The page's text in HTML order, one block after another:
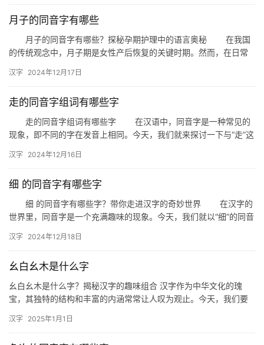
月子的同音字有哪些
月子的同音字有哪些？探秘孕期护理中的语言奥秘 在我国
的传统观念中，月子期是女性产后恢复的关键时期。然而，在日常
些…
汉字 2024年12月17日
走的同音字组词有哪些字
走的同音字组词有哪些字 在汉语中，同音字是一种常见的
现象，即不同的字在发音上相同。今天，我们就来探讨一下与“走”这
汉字 2024年12月16日
细 的同音字有哪些字
细 的同音字有哪些字？带你走进汉字的奇妙世界 在汉字的
世界里，同音字是一个充满趣味的现象。今天，我们就以“细”的同音
汉字 2024年12月18日
幺白幺木是什么字
幺白幺木是什么字？揭秘汉字的趣味组合 汉字作为中华文化的瑰
宝，其独特的结构和丰富的内涵常常让人叹为观止。今天，我们要
戏，…
汉字 2025年1月1日